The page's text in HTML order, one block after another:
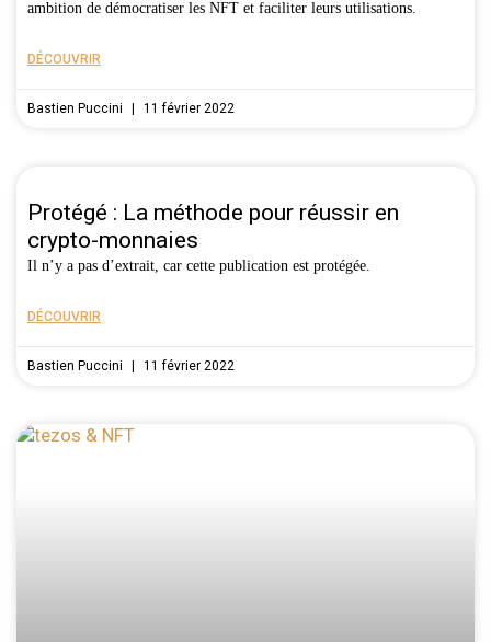
ambition de démocratiser les NFT et faciliter leurs utilisations.
DÉCOUVRIR
Bastien Puccini 11 février 2022
Protégé : La méthode pour réussir en
crypto-monnaies
Il n’y a pas d’extrait, car cette publication est protégée.
DÉCOUVRIR
Bastien Puccini 11 février 2022